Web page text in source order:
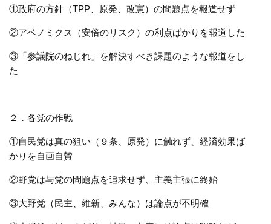
①政府の方針（TPP、原発、改憲）の問題点を報道せず
②アベノミクス（安倍のリスク）の利点ばかりを報道した
③「参議院のねじれ」を解決すべき課題のような報道をし
た
２．各党の作戦
①自民党は真の狙い（９条、原発）に触れず、経済効果ば
かりを自画自賛
②野党は与党の問題点を追求せず、主義主張に終始
③大野党（民主、維新、みんな）は論点が不明確